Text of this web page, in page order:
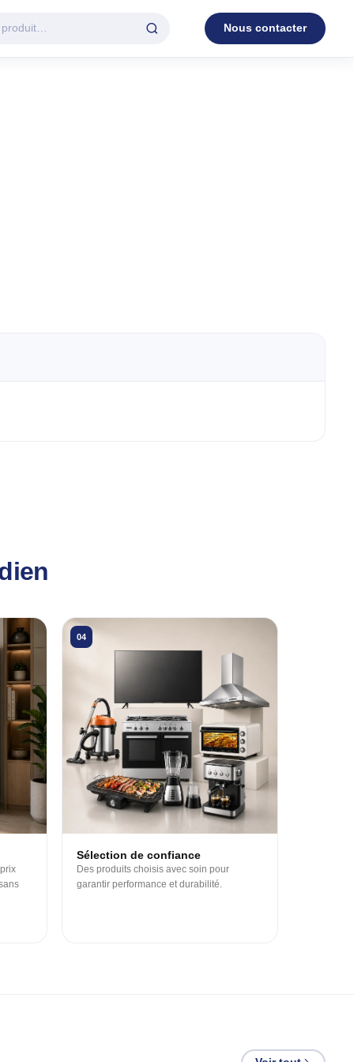
Nous contacter
04
Sélection de confiance
Des produits choisis avec soin pour
garantir performance et durabilité.